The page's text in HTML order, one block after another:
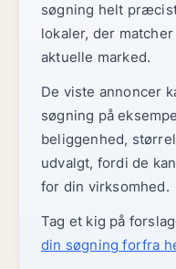
søgning helt
lokaler, der
aktuelle marked.
De viste annoncer
søgning på
beliggenhed,
udvalgt, fordi de
for din virksomhed.
Tag et kig på
din søgning forfra